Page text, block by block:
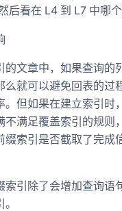
后看在 L4 到 L7 中哪个
的文章中，如果查询的
么就可以避免回表的过
。但如果在建立索引时
不满足覆盖索引的规则
缀索引是否截取了完成
索引除了会增加查询语